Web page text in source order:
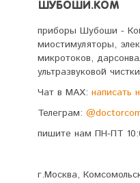
ШУБОШИ.КОМ
приборы Шубоши -
миостимуляторы,
микротоков,
ультразвуковой
Чат в MAX: написать
Телеграм:
пишите нам ПН-ПТ
г.Москва,